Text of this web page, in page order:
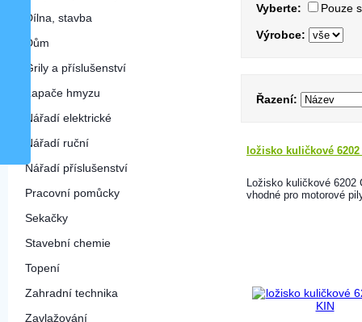
Dílna, stavba
Dům
Grily a příslušenství
Lapače hmyzu
Nářadí elektrické
Nářadí ruční
Nářadí příslušenství
Pracovní pomůcky
Sekačky
Stavební chemie
Topení
Zahradní technika
Zavlažování
Vyberte: Pouze
Výrobce:
Řazení:
ložisko kuličkové 6202
Ložisko kuličkové 6202
vhodné pro motorové